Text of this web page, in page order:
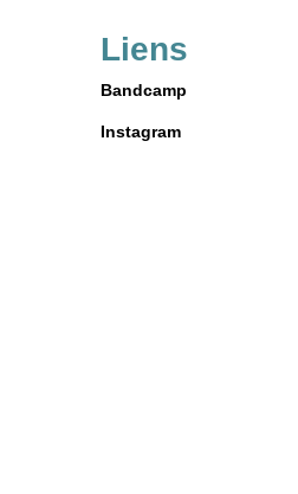
Liens
Bandcamp
Instagram